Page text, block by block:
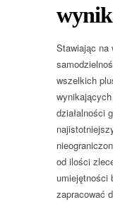
Stawiając na
wszelkich
działalności
od ilości
umiejętności
zapracować